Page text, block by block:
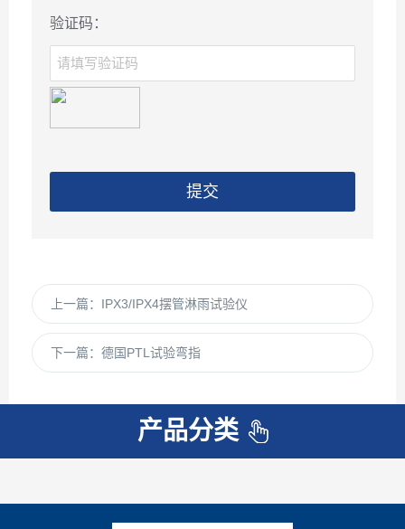
验证码：
提交
上一篇： IPX3/IPX4摆管淋雨试验仪
下一篇： 德国PTL试验弯指
产品分类
欢迎来到本网站，请问有什么可以帮您？